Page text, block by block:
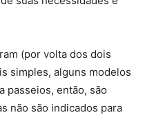
(por volta dos dois
simples, alguns modelos
passeios, então, são
não são indicados para